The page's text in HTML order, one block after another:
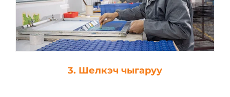
3. Шелкэч чыгаруу